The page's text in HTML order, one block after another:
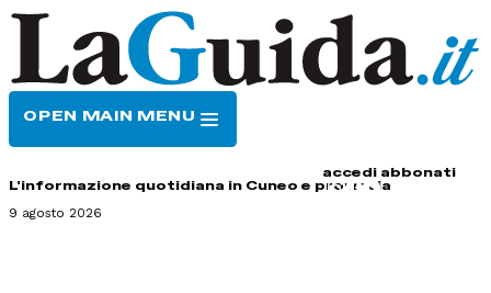
OPEN MAIN MENU
accedi abbonati
L'informazione quotidiana in Cuneo e provincia
9 agosto 2026